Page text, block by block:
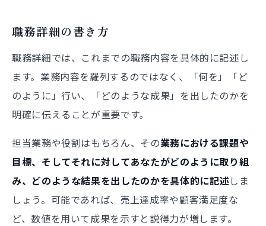
職務詳細の書き方
職務詳細では、これまでの職務内容を具体的に記述し
ます。業務内容を羅列するのではなく、「何を」「ど
のように」行い、「どのような成果」を出したのかを
明確に伝えることが重要です。
担当業務や役割はもちろん、その業務における課題や
目標、そしてそれに対してあなたがどのように取り組
み、どのような結果を出したのかを具体的に記述しま
しょう。可能であれば、売上達成率や顧客満足度な
ど、数値を用いて成果を示すと説得力が増します。